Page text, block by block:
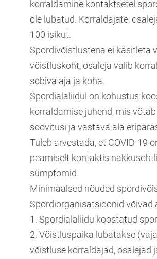
korraldamine kontaktsetel
ole lubatud. Korraldajate,
100 isikut.
Spordivõistlustena ei käsitleta
võistluskoht, osaleja valib
sobiva aja ja koha.
Spordialaliidul on kohustus
korraldamise juhend, mis
soovitusi ja vastava ala
Tuleb arvestada, et COVID-19
peamiselt kontaktis
sümptomid.
Minimaalsed nõuded
Spordiorganisatsioonid
1. Spordialaliidu koostatud
2. Võistluspaika lubatakse
võistluse korraldajad, osalejad